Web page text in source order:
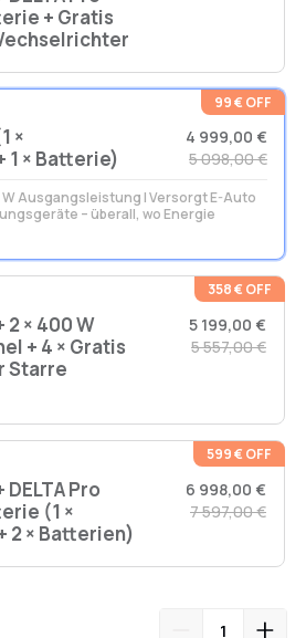
+ Gratis
99 € OFF
×
× Batterie)
4 999,00 €
5 098,00 €
W Ausgangsleistung | Versorgt E-Auto
– überall, wo Energie
358 € OFF
2 × 400 W
+ 4 × Gratis
Starre
5 199,00 €
5 557,00 €
599 € OFF
DELTA Pro
(1 ×
2 × Batterien)
6 998,00 €
7 597,00 €